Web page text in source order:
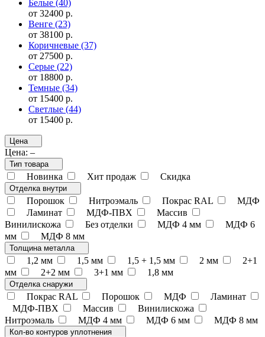
Белые (40)
от 32400 р.
Венге (23)
от 38100 р.
Коричневые (37)
от 27500 р.
Серые (22)
от 18800 р.
Темные (34)
от 15400 р.
Светлые (44)
от 15400 р.
Цена
Цена: –
Тип товара
Новинка Хит продаж Скидка
Отделка внутри
Порошок Нитроэмаль Покрас RAL
МДФ
Ламинат
МДФ-ПВХ
Массив
Винилискожа
Без отделки МДФ 4 мм
МДФ 6
мм
МДФ 8 мм
Толщина металла
1,2 мм 1,5 мм 1,5 + 1,5 мм 2 мм
2+1
мм
2+2 мм 3+1 мм 1,8 мм
Отделка снаружи
Покрас RAL Порошок МДФ
Ламинат
МДФ-ПВХ
Массив
Винилискожа
Нитроэмаль
МДФ 4 мм МДФ 6 мм МДФ 8 мм
Кол-во контуров уплотнения